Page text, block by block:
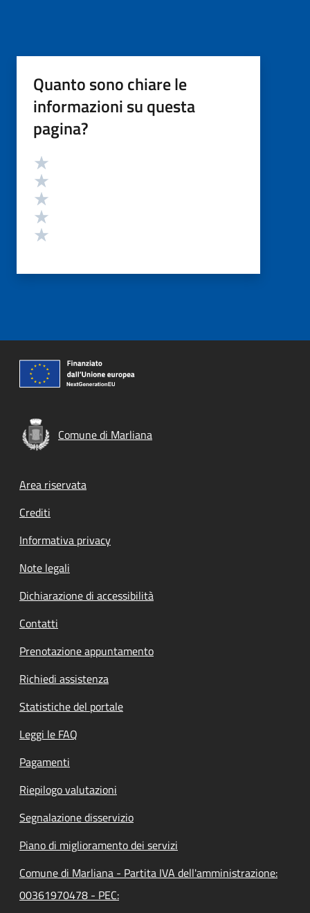
Quanto sono chiare le
informazioni su questa
pagina?
Valutazione
Comune di Marliana
Footer menu
Area riservata
Crediti
Informativa privacy
Note legali
Dichiarazione di accessibilità
Contatti
Prenotazione appuntamento
Richiedi assistenza
Statistiche del portale
Leggi le FAQ
Pagamenti
Riepilogo valutazioni
Segnalazione disservizio
Piano di miglioramento dei servizi
Comune di Marliana - Partita IVA dell'amministrazione:
00361970478 - PEC: